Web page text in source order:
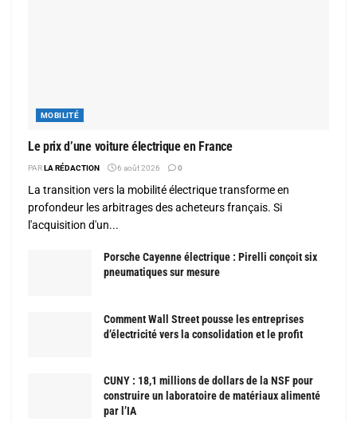
MOBILITÉ
Le prix d’une voiture électrique en France
PAR LA RÉDACTION 6 août 2026 0
La transition vers la mobilité électrique transforme en
profondeur les arbitrages des acheteurs français. Si
l'acquisition d'un...
Porsche Cayenne électrique : Pirelli conçoit six
pneumatiques sur mesure
Comment Wall Street pousse les entreprises
d’électricité vers la consolidation et le profit
CUNY : 18,1 millions de dollars de la NSF pour
construire un laboratoire de matériaux alimenté
par l’IA